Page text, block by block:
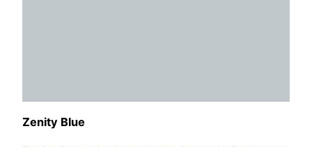
Zenity Blue